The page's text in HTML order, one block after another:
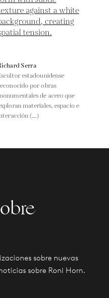
Serra
estadounidense
por obras
de acero que
materiales, espacio e
(...)
sobre nuevas
sobre Roni Horn.